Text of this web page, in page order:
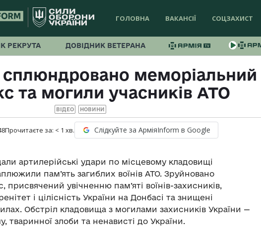
ГОЛОВНА ВАКАНСІЇ СОЦЗАХИСТ
РЕКРУТА ДОВІДНИК ВЕТЕРАНА
сплюндровано меморіальний
та могили учасників АТО
ВІДЕО НОВИНИ
Прочитаєте за: < 1 хв. Слідкуйте за АрміяInform в Google
артилерійські удари по місцевому кладовищі
пам’ять загиблих воїнів АТО. Зруйновано
увічненню пам’яті воїнів-захисників,
і цілісність України на Донбасі та знищені
Обстріл кладовища з могилами захисників України —
тваринної злоби та ненависті до України.